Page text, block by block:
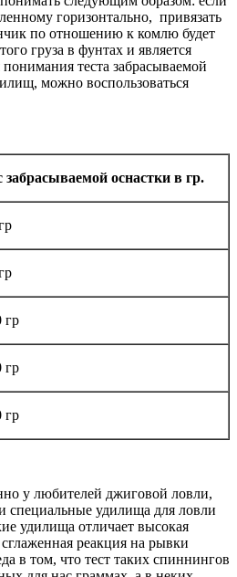
горизонтально, привязать
по отношению к комлю будет
груза в фунтах и является
теста забрасываемой
можно воспользоваться
забрасываемой оснастки в гр.
гр
гр
гр
у любителей джиговой ловли,
специальные удилища для ловли
удилища отличает высокая
реакция на рывки
в том, что тест таких спиннингов